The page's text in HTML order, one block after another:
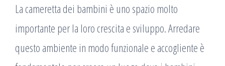
La cameretta dei bambini è uno spazio molto
importante per la loro crescita e sviluppo. Arredare
questo ambiente in modo funzionale e accogliente è